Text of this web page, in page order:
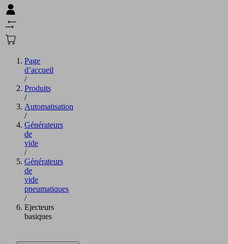
Page
d’accueil
/
Produits
/
Automatisation
/
Générateurs
de
vide
/
Générateurs
de
vide
pneumatiques
/
Ejecteurs
basiques